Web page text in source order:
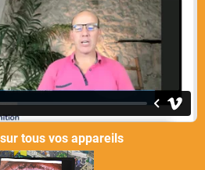
tous vos appareils